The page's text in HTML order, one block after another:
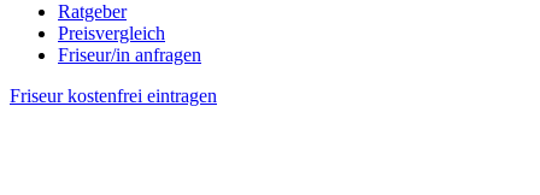
Ratgeber
Preisvergleich
Friseur/in anfragen
Friseur kostenfrei eintragen